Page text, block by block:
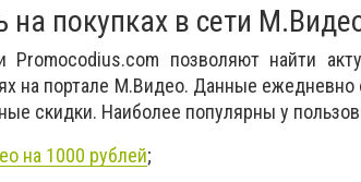
на покупках в сети
Promocodius.com позволяют найти
на портале М.Видео. Данные ежедневно
скидки. Наиболее популярны у
на 1000 рублей;